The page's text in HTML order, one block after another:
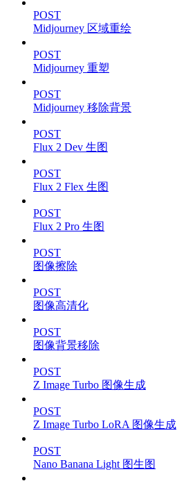
POST
Midjourney 区域重绘
POST
Midjourney 重塑
POST
Midjourney 移除背景
POST
Flux 2 Dev 生图
POST
Flux 2 Flex 生图
POST
Flux 2 Pro 生图
POST
图像擦除
POST
图像高清化
POST
图像背景移除
POST
Z Image Turbo 图像生成
POST
Z Image Turbo LoRA 图像生成
POST
Nano Banana Light 图生图